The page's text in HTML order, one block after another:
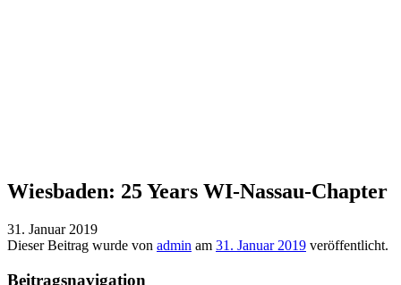
Wiesbaden: 25 Years WI-Nassau-Chapter
31. Januar 2019
Dieser Beitrag wurde von admin am 31. Januar 2019 veröffentlicht.
Beitragsnavigation